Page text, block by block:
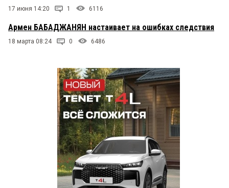
17 июня 14:20 1 6116
Армен БАБАДЖАНЯН настаивает на ошибках следствия
18 марта 08:24 0 6486